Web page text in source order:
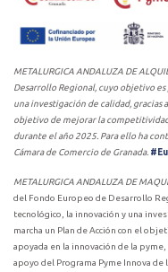
METALURGICA ANDALUZA DE
Desarrollo Regional, cuyo objetivo
una investigación de calidad, gracias
objetivo de mejorar la
durante el año 2025. Para ello ha
Cámara de Comercio de Granada.
METALURGICA ANDALUZA DE
del Fondo Europeo de Desarrollo
tecnológico, la innovación y una
marcha un Plan de Acción con el
apoyada en la innovación de la
apoyo del Programa Pyme Innova de